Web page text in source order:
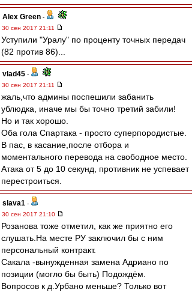
Alex Green -
30 сен 2017 21:11
Уступили "Уралу" по проценту точных передач
(82 против 86)...
vlad45 -
30 сен 2017 21:11
жаль,что админы поспешили забанить
ублюдка, иначе мы бы точно третий забили!
Но и так хорошо.
Оба гола Спартака - просто суперпородистые.
В пас, в касание,после отбора и
моментального перевода на свободное место.
Атака от 5 до 10 секунд, противник не успевает
перестроиться.
slava1 -
30 сен 2017 21:10
Розанова тоже отметил, как же приятно его
слушать.На месте РУ заключил бы с ним
персональный контракт.
Сакала -вынужденная замена Адриано по
позиции (могло бы быть) Подождём.
Вопросов к д.Урбано меньше? Только вот